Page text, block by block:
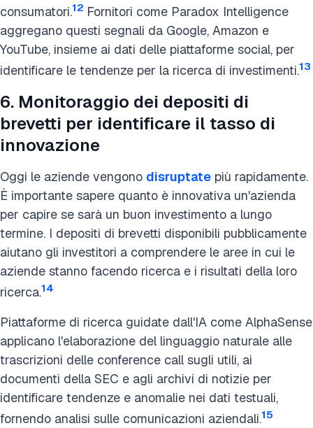
consumatori.12 Fornitori come Paradox Intelligence
aggregano questi segnali da Google, Amazon e
YouTube, insieme ai dati delle piattaforme social, per
identificare le tendenze per la ricerca di investimenti.13
6. Monitoraggio dei depositi di
brevetti per identificare il tasso di
innovazione
Oggi le aziende vengono disruptate più rapidamente.
È importante sapere quanto è innovativa un'azienda
per capire se sarà un buon investimento a lungo
termine. I depositi di brevetti disponibili pubblicamente
aiutano gli investitori a comprendere le aree in cui le
aziende stanno facendo ricerca e i risultati della loro
ricerca.14
Piattaforme di ricerca guidate dall'IA come AlphaSense
applicano l'elaborazione del linguaggio naturale alle
trascrizioni delle conference call sugli utili, ai
documenti della SEC e agli archivi di notizie per
identificare tendenze e anomalie nei dati testuali,
fornendo analisi sulle comunicazioni aziendali.15